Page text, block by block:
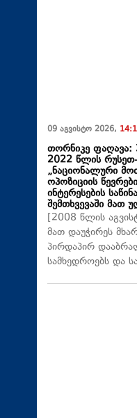
09 აგვისტო 2026,
თორნიკე ფაღავა:
2022 წლის რუსეთ-
„ნაციონალური
ოპოზიციის
ინტერესების
შემთხვევაში მათ
[2008 წლის
მათ დაუჭირეს
პირდაპირ
სამხედროებს და